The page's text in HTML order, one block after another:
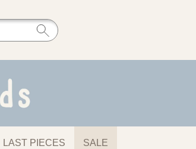
LAST PIECES SALE